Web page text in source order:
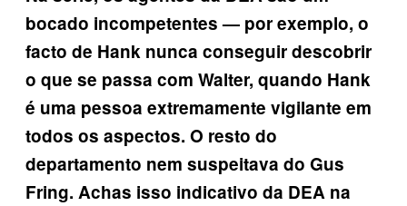
bocado incompetentes — por exemplo, o
facto de Hank nunca conseguir descobrir
o que se passa com Walter, quando Hank
é uma pessoa extremamente vigilante em
todos os aspectos. O resto do
departamento nem suspeitava do Gus
Fring. Achas isso indicativo da DEA na